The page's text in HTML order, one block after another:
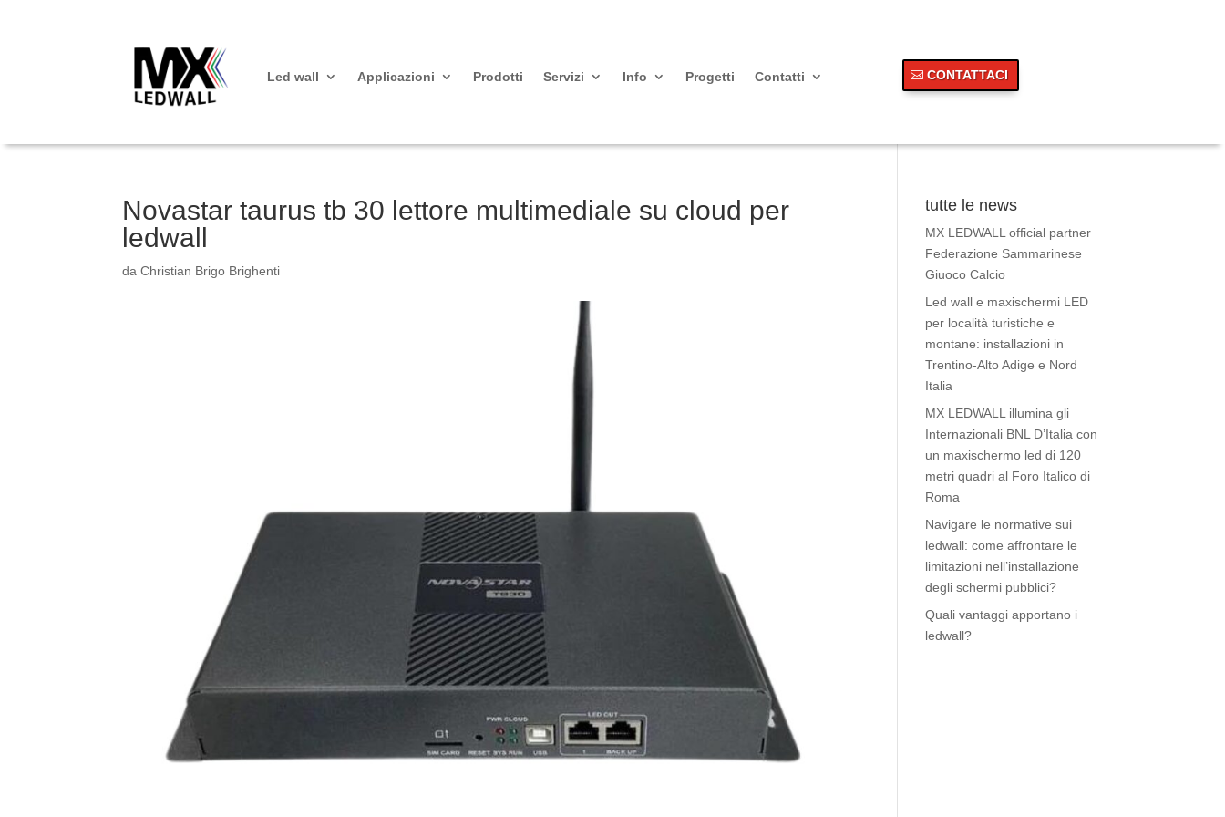
Led wall Applicazioni Prodotti Servizi Info Progetti Contatti CONTATTACI
Novastar taurus tb 30 lettore multimediale su cloud per
ledwall
daChristian Brigo Brighenti
tutte le news
MX LEDWALL official partner
Federazione Sammarinese
Giuoco Calcio
Led wall e maxischermi LED
per località turistiche e
montane: installazioni in
Trentino-Alto Adige e Nord
Italia
MX LEDWALL illumina gli
Internazionali BNL D’Italia con
un maxischermo led di 120
metri quadri al Foro Italico di
Roma
Navigare le normative sui
ledwall: come affrontare le
limitazioni nell’installazione
degli schermi pubblici?
Quali vantaggi apportano i
ledwall?